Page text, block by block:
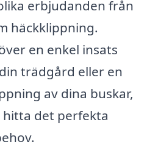
erbjudanden från
häckklippning.
en enkel insats
trädgård eller en
av dina buskar,
det perfekta